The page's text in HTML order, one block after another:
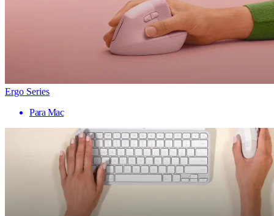
Ergo Series
Para Mac